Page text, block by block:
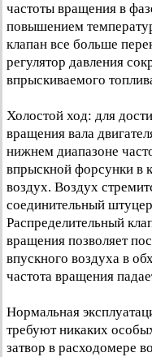
частоты вращения в
повышением
клапан все больше
регулятор давления
впрыскиваемого
Холостой ход: для
вращения вала
нижнем диапазоне
впрыскной форсунки в
воздух. Воздух
соединительный
Распределительный
вращения позволяет
впускного воздуха в
частота вращения
Нормальная
требуют никаких
затвор в расходомере